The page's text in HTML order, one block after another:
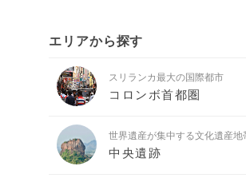
エリアから探す
スリランカ最大の国際都市
コロンボ首都圏
世界遺産が集中する文化遺産地
中央遺跡